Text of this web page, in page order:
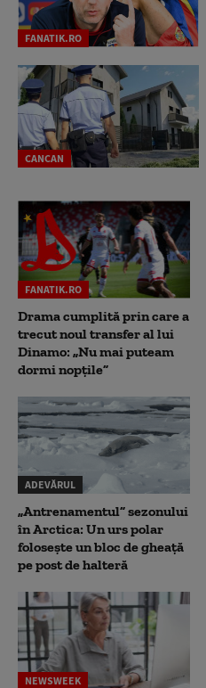
FANATIK.RO
CANCAN
FANATIK.RO
Drama cumplită prin care a
trecut noul transfer al lui
Dinamo: „Nu mai puteam
dormi nopțile”
ADEVĂRUL
„Antrenamentul” sezonului
în Arctica: Un urs polar
folosește un bloc de gheață
pe post de halteră
NEWSWEEK